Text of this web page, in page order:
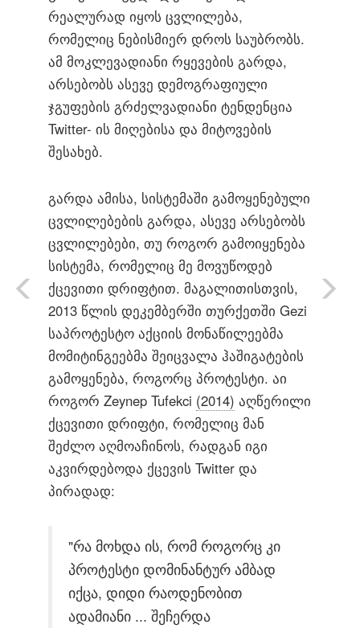
რეალურად იყოს ცვლილება,
რომელიც ნებისმიერ დროს საუბრობს.
ამ მოკლევადიანი რყევების გარდა,
არსებობს ასევე დემოგრაფიული
ჯგუფების გრძელვადიანი ტენდენცია
Twitter- ის მიღებისა და მიტოვების
შესახებ.
გარდა ამისა, სისტემაში გამოყენებული
ცვლილებების გარდა, ასევე არსებობს
ცვლილებები, თუ როგორ გამოიყენება
სისტემა, რომელიც მე მოვუწოდებ
ქცევითი დრიფტით. მაგალითისთვის,
2013 წლის დეკემბერში თურქეთში Gezi
საპროტესტო აქციის მონაწილეებმა
მომიტინგეებმა შეიცვალა ჰაშიგატების
გამოყენება, როგორც პროტესტი. აი
როგორ Zeynep Tufekci (2014) აღწერილი
ქცევითი დრიფტი, რომელიც მან
შეძლო აღმოაჩინოს, რადგან იგი
აკვირდებოდა ქცევის Twitter და
პირადად:
"რა მოხდა ის, რომ როგორც კი
პროტესტი დომინანტურ ამბად
იქცა, დიდი რაოდენობით
ადამიანი ... შეჩერდა